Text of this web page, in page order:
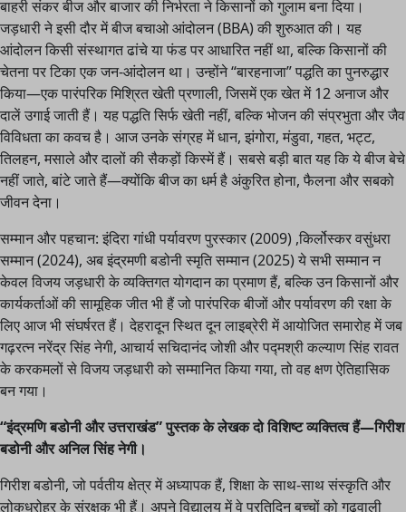
बाहरी संकर बीज और बाजार की निर्भरता ने किसानों को गुलाम बना दिया।
जड़धारी ने इसी दौर में बीज बचाओ आंदोलन (BBA) की शुरुआत की। यह
आंदोलन किसी संस्थागत ढांचे या फंड पर आधारित नहीं था, बल्कि किसानों की
चेतना पर टिका एक जन-आंदोलन था। उन्होंने “बारहनाजा” पद्धति का पुनरुद्धार
किया—एक पारंपरिक मिश्रित खेती प्रणाली, जिसमें एक खेत में 12 अनाज और
दालें उगाई जाती हैं। यह पद्धति सिर्फ खेती नहीं, बल्कि भोजन की संप्रभुता और जैव
विविधता का कवच है। आज उनके संग्रह में धान, झंगोरा, मंडुवा, गहत, भट्ट,
तिलहन, मसाले और दालों की सैकड़ों किस्में हैं। सबसे बड़ी बात यह कि ये बीज बेचे
नहीं जाते, बांटे जाते हैं—क्योंकि बीज का धर्म है अंकुरित होना, फैलना और सबको
जीवन देना।
सम्मान और पहचान: इंदिरा गांधी पर्यावरण पुरस्कार (2009) ,किर्लोस्कर वसुंधरा
सम्मान (2024), अब इंद्रमणी बडोनी स्मृति सम्मान (2025) ये सभी सम्मान न
केवल विजय जड़धारी के व्यक्तिगत योगदान का प्रमाण हैं, बल्कि उन किसानों और
कार्यकर्ताओं की सामूहिक जीत भी हैं जो पारंपरिक बीजों और पर्यावरण की रक्षा के
लिए आज भी संघर्षरत हैं। देहरादून स्थित दून लाइब्रेरी में आयोजित समारोह में जब
गढ़रत्न नरेंद्र सिंह नेगी, आचार्य सचिदानंद जोशी और पद्मश्री कल्याण सिंह रावत
के करकमलों से विजय जड़धारी को सम्मानित किया गया, तो वह क्षण ऐतिहासिक
बन गया।
“इंद्रमणि बडोनी और उत्तराखंड” पुस्तक के लेखक दो विशिष्ट व्यक्तित्व हैं—गिरीश
बडोनी और अनिल सिंह नेगी।
गिरीश बडोनी, जो पर्वतीय क्षेत्र में अध्यापक हैं, शिक्षा के साथ-साथ संस्कृति और
लोकधरोहर के संरक्षक भी हैं। अपने विद्यालय में वे प्रतिदिन बच्चों को गढ़वाली